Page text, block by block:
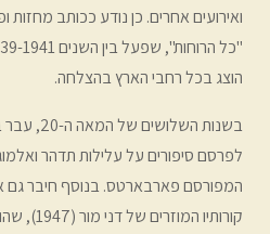
ואירועים אחרים. כן נודע ככותב מחזות
הוצג בכל רחבי הארץ בהצלחה.
בשנות
לפרסם סיפורים על עלילות תדהר
המפורסם פארבארטס. בנוסף חיבר גם
קורותיו